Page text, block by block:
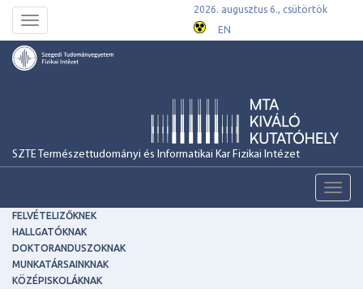
Toggle
navigation
2026. augusztus 6., csütörtök
EN
SZTE Természettudományi és Informatikai Kar Fizikai Intézet
FELVÉTELIZŐKNEK
HALLGATÓKNAK
DOKTORANDUSZOKNAK
MUNKATÁRSAINKNAK
KÖZÉPISKOLÁKNAK